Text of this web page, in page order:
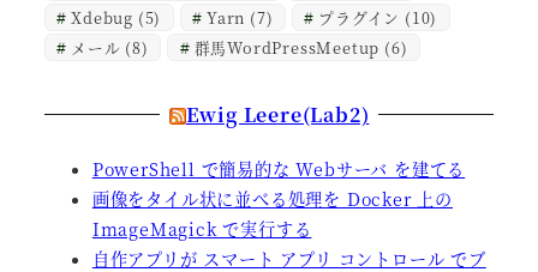
Xdebug (5) Yarn (7) プラグイン (10)
メール (8) 群馬WordPressMeetup (6)
Ewig Leere(Lab2)
PowerShell で簡易的な Webサーバ を建てる
画像をタイル状に並べる処理を Docker 上の
ImageMagick で実行する
自作アプリが スマート アプリ コントロール でブ